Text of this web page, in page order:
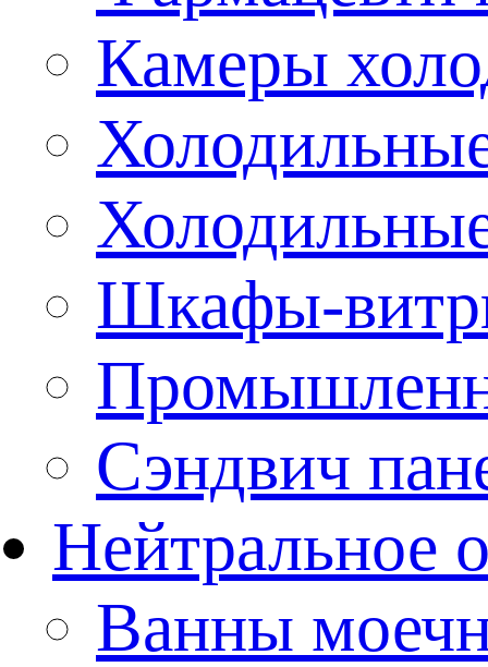
Камеры
Шкафы-
Сэндвич
Нейтральное
Ванны